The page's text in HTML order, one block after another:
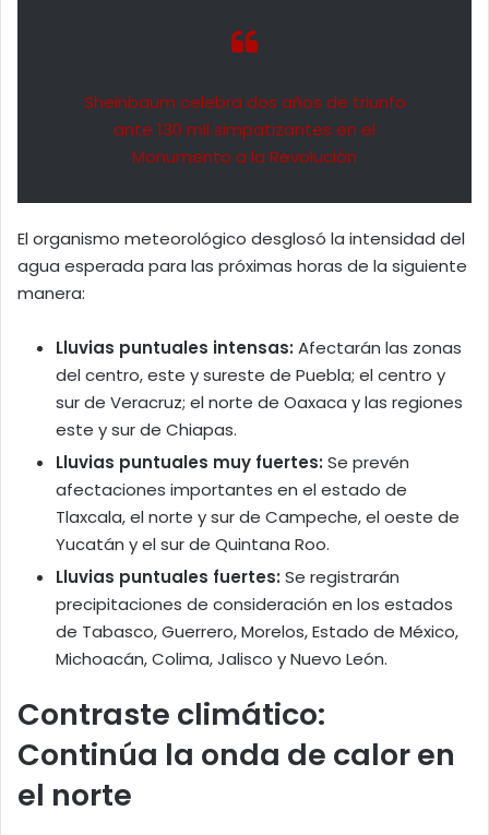
Sheinbaum celebra dos años de triunfo
ante 130 mil simpatizantes en el
Monumento a la Revolución
El organismo meteorológico desglosó la intensidad del
agua esperada para las próximas horas de la siguiente
manera:
Lluvias puntuales intensas: Afectarán las zonas
del centro, este y sureste de Puebla; el centro y
sur de Veracruz; el norte de Oaxaca y las regiones
este y sur de Chiapas.
Lluvias puntuales muy fuertes: Se prevén
afectaciones importantes en el estado de
Tlaxcala, el norte y sur de Campeche, el oeste de
Yucatán y el sur de Quintana Roo.
Lluvias puntuales fuertes: Se registrarán
precipitaciones de consideración en los estados
de Tabasco, Guerrero, Morelos, Estado de México,
Michoacán, Colima, Jalisco y Nuevo León.
Contraste climático:
Continúa la onda de calor en
el norte